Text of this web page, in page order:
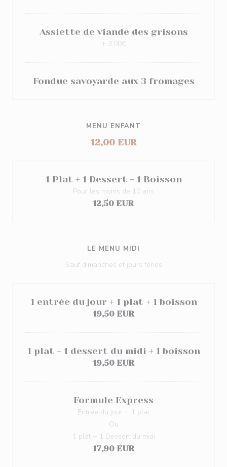
Assiette de viande des grisons
+ 3.00€
Fondue savoyarde aux 3 fromages
MENU ENFANT
12,00 EUR
1 Plat + 1 Dessert + 1 Boisson
Pour les moins de 10 ans
12,50 EUR
LE MENU MIDI
Sauf dimanches et jours fériés
1 entrée du jour + 1 plat + 1 boisson
19,50 EUR
1 plat + 1 dessert du midi + 1 boisson
19,50 EUR
Formule Express
Entrée du jour + 1 plat
Ou
1 plat + 1 Dessert du midi
17,90 EUR